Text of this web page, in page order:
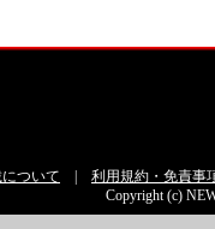
ついて
利用規約・免責事
Copyright (c)